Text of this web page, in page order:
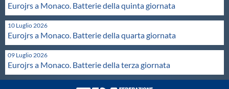
Eurojrs a Monaco. Batterie della quinta giornata
10 Luglio 2026
Eurojrs a Monaco. Batterie della quarta giornata
09 Luglio 2026
Eurojrs a Monaco. Batterie della terza giornata